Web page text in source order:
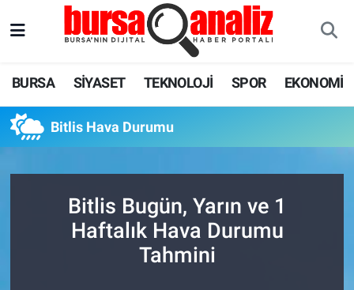
BURSA SİYASET TEKNOLOJİ SPOR EKONOMİ
Bitlis Hava Durumu
Bitlis Bugün, Yarın ve 1
Haftalık Hava Durumu
Tahmini
EKONOMİ
Tüm Manşetler
Son Dakika Haberleri